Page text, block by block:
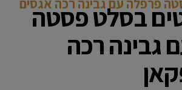
בסלט פסטה
גבינה רכה